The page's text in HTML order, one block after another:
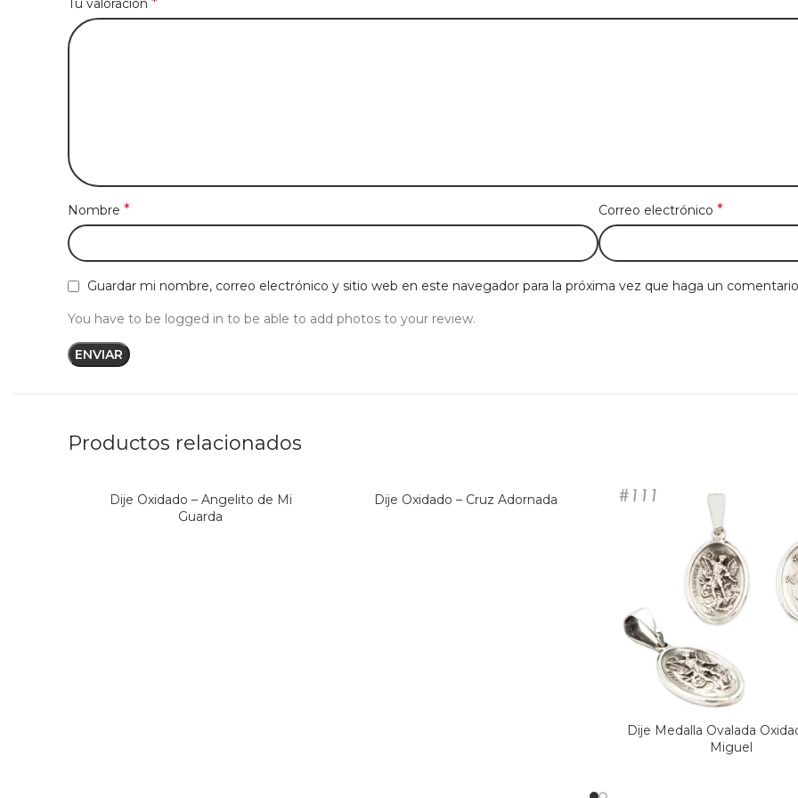
Tu valoración
Nombre * Correo electrónico *
Guardar mi nombre, correo electrónico y sitio web en este navegador para la próxima vez que haga un
You have to be logged in to be able to add photos to your review.
Productos relacionados
Dije Oxidado – Angelito de Mi
Guarda
Dije Oxidado – Cruz Adornada
Dije Medalla Ovalada
Miguel